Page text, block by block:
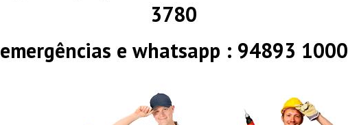
3780
emergências e whatsapp : 94893 1000